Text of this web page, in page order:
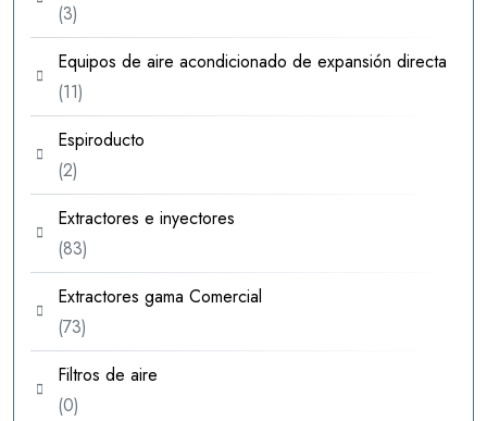
33
productos
Equipos de aire acondicionado de expansión directa
1111
productos
Espiroducto
22
productos
Extractores e inyectores
8383
productos
Extractores gama Comercial
7373
productos
Filtros de aire
00